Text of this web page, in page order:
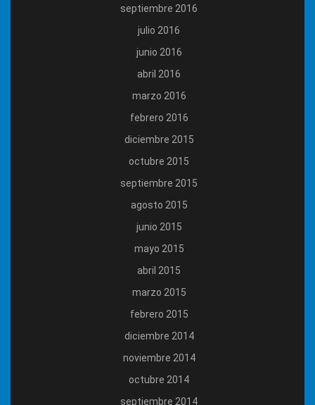
septiembre 2016
julio 2016
junio 2016
abril 2016
marzo 2016
febrero 2016
diciembre 2015
octubre 2015
septiembre 2015
agosto 2015
junio 2015
mayo 2015
abril 2015
marzo 2015
febrero 2015
diciembre 2014
noviembre 2014
octubre 2014
septiembre 2014